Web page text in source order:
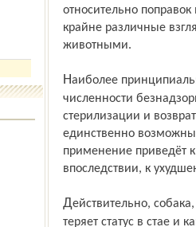
относительно
крайне различные
животными.
Наиболее принципиальные разногласия вызывает вопрос регулирования
численности
стерилизации и
единственно
применение приведёт
впоследствии, к
Действительно, собака, лишённая возможности принимать участие в размножении,
теряет статус в стае и